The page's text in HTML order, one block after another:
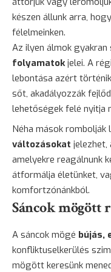
készen állunk arra,
félelmeinken.
Az ilyen álmok gyakran
folyamatokjelei. A
lebontása azért
sőt, akadályozzák
lehetőségek felé nyitja
Néha mások rombolják
változásokat jelezhet,
amelyekre reagálnunk
átformálja életünket,
komfortzónánkból.
Sáncok mögött
A sáncok mögé bújás,
konfliktuselkerülés
mögött keresünk